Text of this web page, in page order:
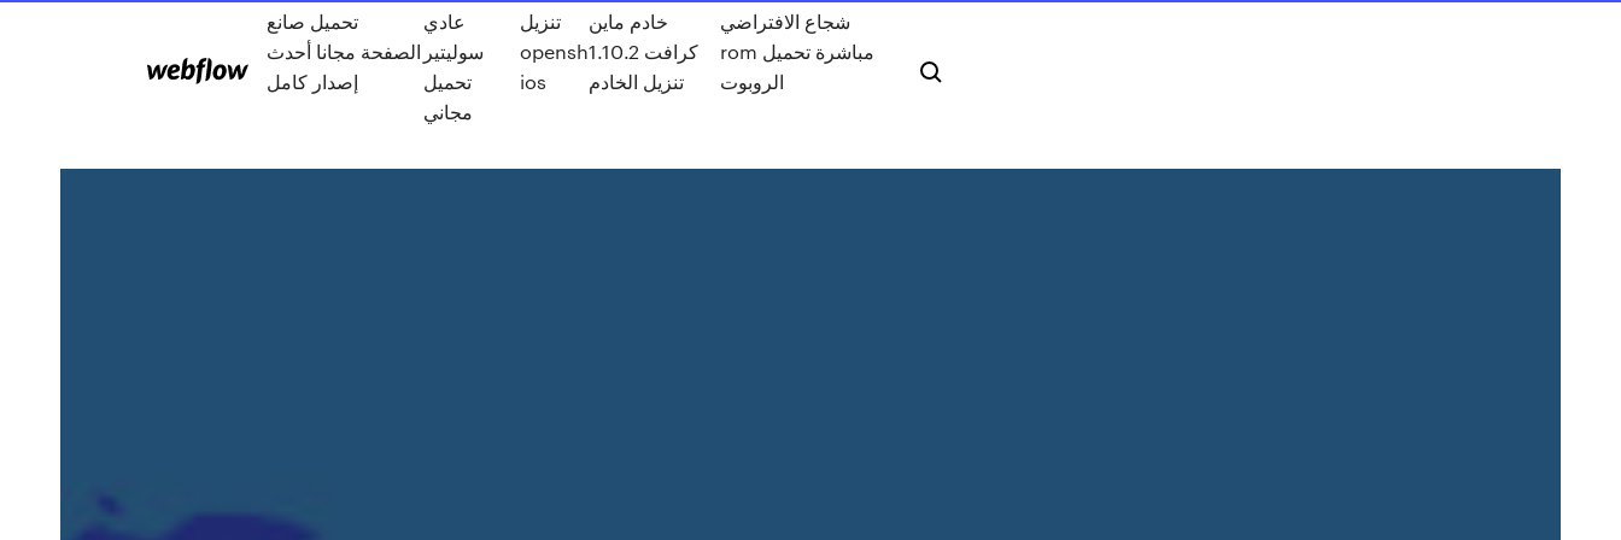
تحميل صانع
الصفحة مجانا أحدث
إصدار كامل
عادي
سوليتير
تحميل
مجاني
تنزيل
opensh
ios
خادم ماين
كرافت 1.10.2
تنزيل الخادم
شجاع الافتراضي
rom مباشرة تحميل
الروبوت